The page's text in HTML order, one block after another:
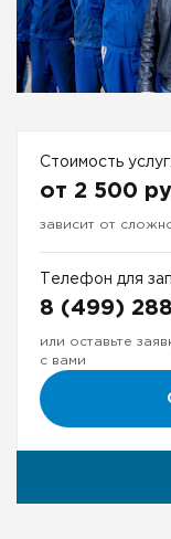
Стоимость услуг:
от 2 500
зависит от
Телефон для
8 (499)
или оставьте
с вами